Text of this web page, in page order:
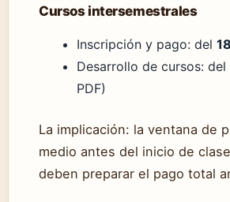
Cursos intersemestrales
Inscripción y pago: del
Desarrollo de cursos: del
PDF)
La implicación: la ventana de
medio antes del inicio de
deben preparar el pago total